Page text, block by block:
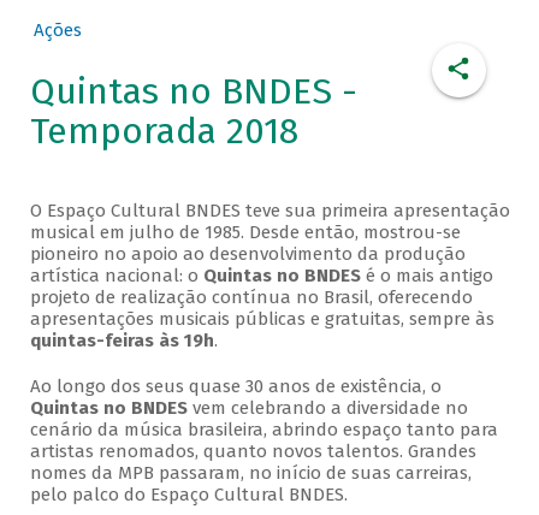
Ações
Quintas no BNDES -
Temporada 2018
O Espaço Cultural BNDES teve sua primeira apresentação
musical em julho de 1985. Desde então, mostrou-se
pioneiro no apoio ao desenvolvimento da produção
artística nacional: o Quintas no BNDESé o mais antigo
projeto de realização contínua no Brasil, oferecendo
apresentações musicais públicas e gratuitas, sempre às
quintas-feiras às 19h.
Ao longo dos seus quase 30 anos de existência, o
Quintas no BNDESvem celebrando a diversidade no
cenário da música brasileira, abrindo espaço tanto para
artistas renomados, quanto novos talentos. Grandes
nomes da MPB passaram, no início de suas carreiras,
pelo palco do Espaço Cultural BNDES.